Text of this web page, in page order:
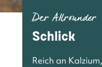
Der Allrounder
Schlick
Reich an